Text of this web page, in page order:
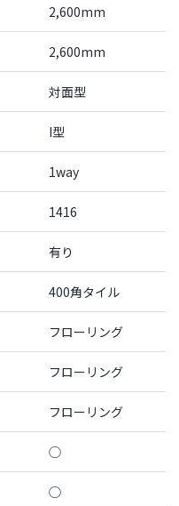
2,600mm
2,600mm
対面型
I型
1way
1416
有り
400角タイル
フローリング
フローリング
フローリング
◯
◯